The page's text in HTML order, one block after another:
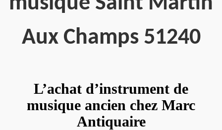
Aux Champs 51240
L’achat d’instrument de
musique ancien chez Marc
Antiquaire